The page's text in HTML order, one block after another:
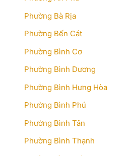
Phường Bà Rịa
Phường Bến Cát
Phường Bình Cơ
Phường Bình Dương
Phường Bình Hưng Hòa
Phường Bình Phú
Phường Bình Tân
Phường Bình Thạnh